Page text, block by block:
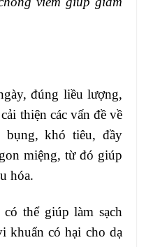
đúng liều lượng,
thiện các vấn đề về
bụng, khó tiêu, đầy
miệng, từ đó giúp
hóa.
thể giúp làm sạch
khuẩn có hại cho dạ